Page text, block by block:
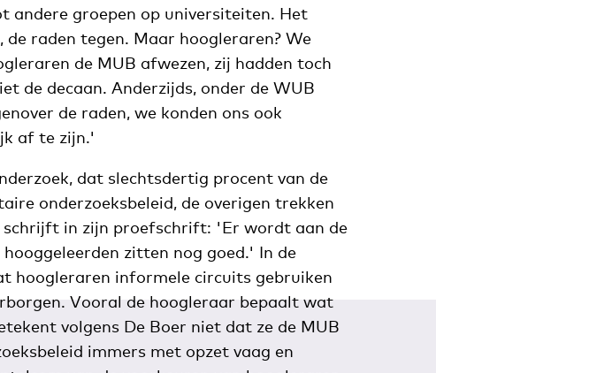
groepen op universiteiten. Het
raden tegen. Maar hoogleraren? We
de MUB afwezen, zij hadden toch
de decaan. Anderzijds, onder de WUB
de raden, we konden ons ook
af te zijn.'
dat slechtsdertig procent van de
onderzoeksbeleid, de overigen trekken
schrijft in zijn proefschrift: 'Er wordt aan de
zitten nog goed.' In de
hoogleraren informele circuits gebruiken
Vooral de hoogleraar bepaalt wat
volgens De Boer niet dat ze de MUB
immers met opzet vaag en